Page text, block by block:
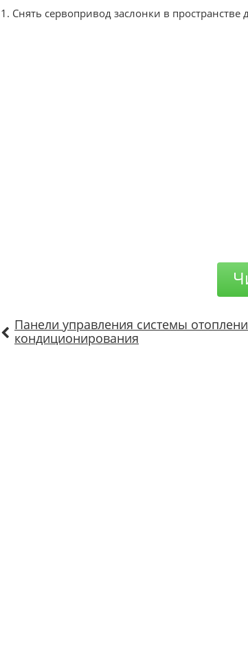
1. Снять сервопривод заслонки в пространстве
Панели управления системы
кондиционирования